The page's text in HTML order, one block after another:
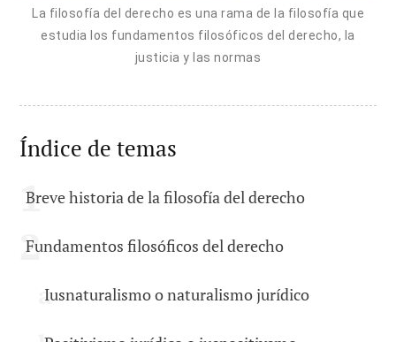
La filosofía del derecho es una rama de la filosofía que
estudia los fundamentos filosóficos del derecho, la
justicia y las normas
Índice de temas
Breve historia de la filosofía del derecho
Fundamentos filosóficos del derecho
Iusnaturalismo o naturalismo jurídico